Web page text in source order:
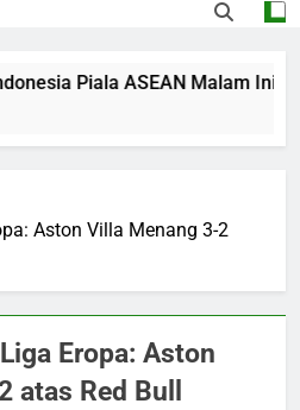
Piala ASEAN Malam Ini
Aston Villa Menang 3-2
Eropa: Aston
atas Red Bull